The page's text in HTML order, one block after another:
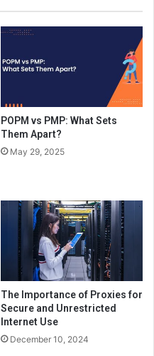
POPM vs PMP: What Sets
Them Apart?
May 29, 2025
The Importance of Proxies for
Secure and Unrestricted
Internet Use
December 10, 2024